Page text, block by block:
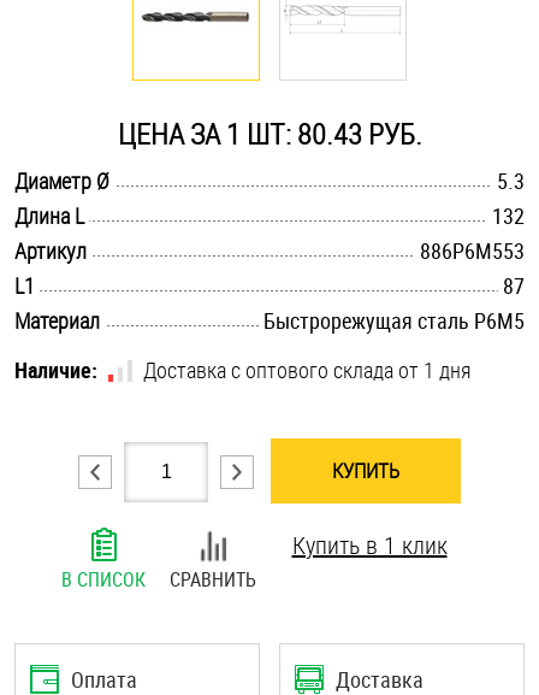
Саморезы и шурупы
Стопорные кольца
Такелаж
Хомуты
Шпильки
Шплинты
Штифты и пальцы
ЦЕНА ЗА 1 ШТ: 80.43 РУБ.
Диаметр Ø
5.3
Длина L
132
Артикул
886Р6М553
L1
87
Материал
Быстрорежущая сталь Р6М5
Наличие:
Доставка с оптового склада от 1 дня
КУПИТЬ
В СПИСОК СРАВНИТЬ
Купить в 1 клик
Оплата Доставка